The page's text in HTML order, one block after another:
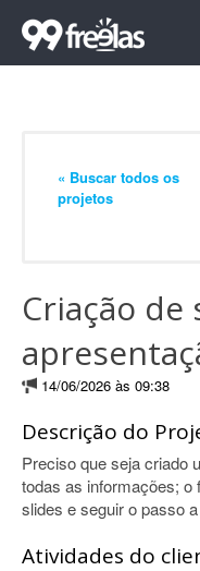
« Buscar todos os
projetos
Criação de
14/06/2026 às 09:38
Descrição do
Preciso que seja criado
todas as informações; o
slides e seguir o passo
Atividades do